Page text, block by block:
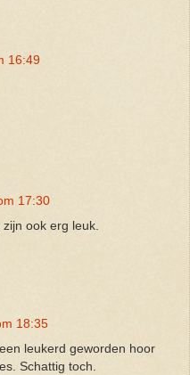
16:49
17:30
ook erg leuk.
18:35
leukerd geworden hoor
Schattig toch.